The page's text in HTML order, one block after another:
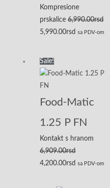
Kompresione
prskalice6,990.00rsd
5,990.00rsd sa PDV-om
Sale!
Food-Matic
1.25 P FN
Kontakt s hranom
6,909.00rsd
Originalna
cena
je
bila:
4,200.00rsd
cena
4,200.00rsd.
sa PDV-om